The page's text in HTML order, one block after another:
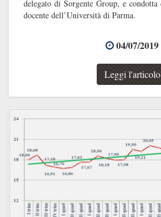
delegato di Sorgente Group, e
docente dell’Università di Parma.
04/07/2019
Leggi l'articolo